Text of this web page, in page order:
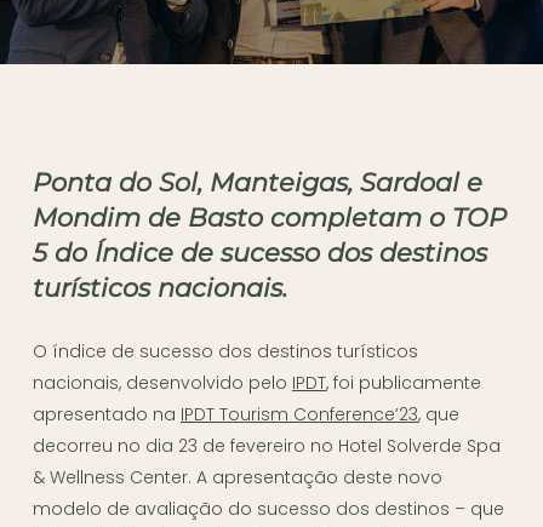
Ponta do Sol, Manteigas, Sardoal e
Mondim de Basto completam o TOP
5 do Índice de sucesso dos destinos
turísticos nacionais.
O índice de sucesso dos destinos turísticos
nacionais, desenvolvido pelo IPDT, foi publicamente
apresentado na IPDT Tourism Conference’23, que
decorreu no dia 23 de fevereiro no Hotel Solverde Spa
& Wellness Center. A apresentação deste novo
modelo de avaliação do sucesso dos destinos – que